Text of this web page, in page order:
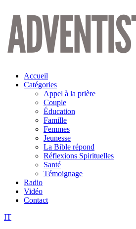
Aller
contenu
Accueil
Catégories
Appel à la prière
Couple
Éducation
Famille
Femmes
Jeunesse
La Bible répond
Réflexions Spirituelles
Santé
Témoignage
Radio
Vidéo
Contact
IT